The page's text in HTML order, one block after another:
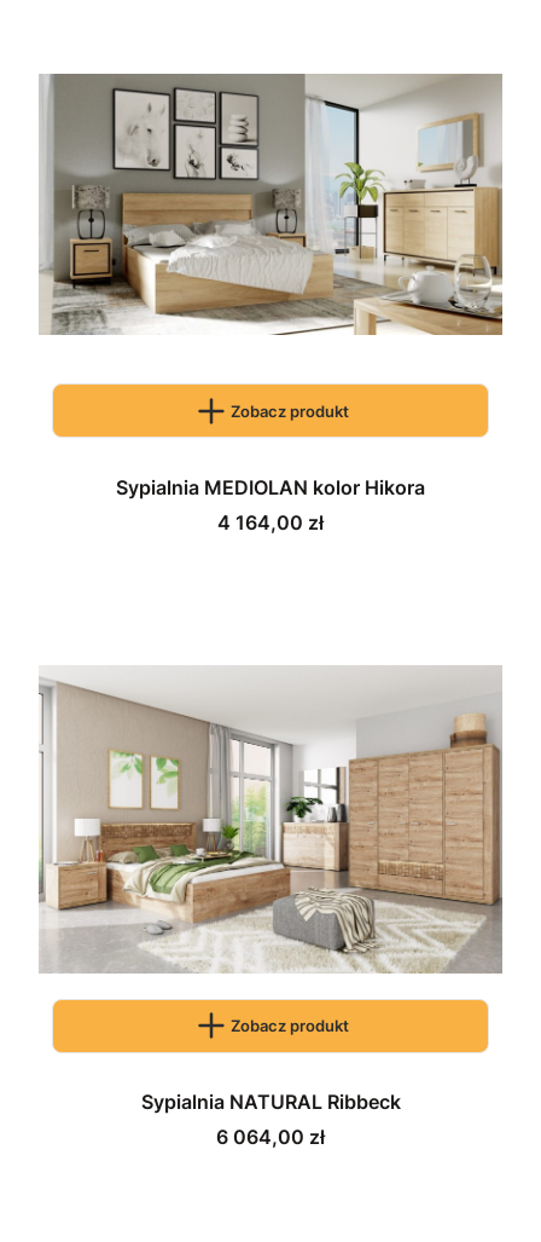
Zobacz produkt
Sypialnia MEDIOLAN kolor Hikora
Cena
4 164,00 zł
Zobacz produkt
Sypialnia NATURAL Ribbeck
Cena
6 064,00 zł